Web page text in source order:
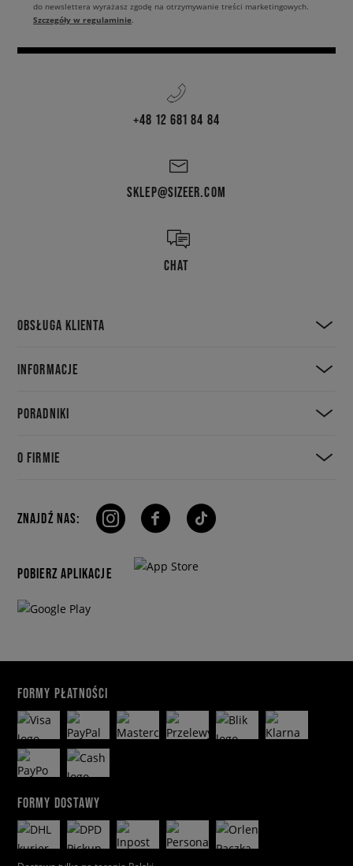
do newslettera wyrażasz zgodę na otrzymywanie treści marketingowych.
Szczegóły w regulaminie
+48 12 681 84 84
SKLEP@SIZEER.COM
CHAT
OBSŁUGA KLIENTA
INFORMACJE
PORADNIKI
O FIRMIE
ZNAJDŹ NAS:
POBIERZ APLIKACJE
FORMY PŁATNOŚCI
FORMY DOSTAWY